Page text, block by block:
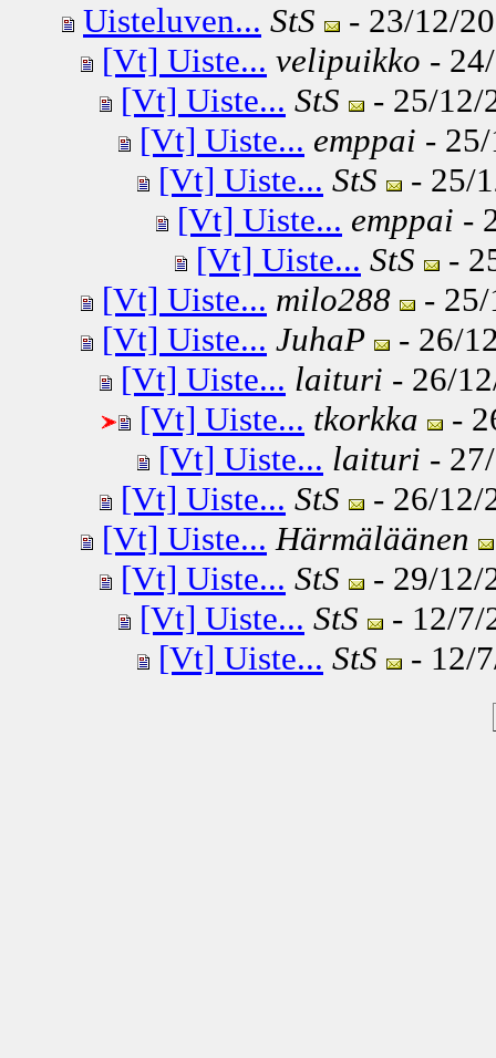
Uisteluven... StS
- 23/12/
[Vt] Uiste... velipuikko -
[Vt] Uiste... StS
- 25/12/
[Vt] Uiste... emppai -
[Vt] Uiste... StS
- 25/
[Vt] Uiste... emppai -
[Vt] Uiste... StS
-
[Vt] Uiste... milo288
-
[Vt] Uiste... JuhaP
- 26/
[Vt] Uiste... laituri - 26/
[Vt] Uiste... tkorkka
-
[Vt] Uiste... laituri -
[Vt] Uiste... StS
- 26/12/
[Vt] Uiste... Härmäläänen
[Vt] Uiste... StS
- 29/12/
[Vt] Uiste... StS
- 12/7/
[Vt] Uiste... StS - 12/